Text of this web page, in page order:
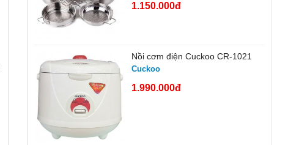
1.150.000đ
Nồi cơm điện Cuckoo CR-1021
Cuckoo
1.990.000đ